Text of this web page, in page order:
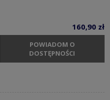
160,90 zł
POWIADOM O
DOSTĘPNOŚCI